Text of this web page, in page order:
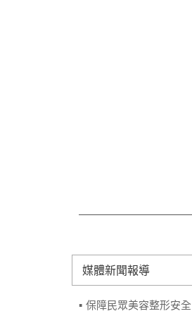
媒體新聞報導
保障民眾美容整形安全